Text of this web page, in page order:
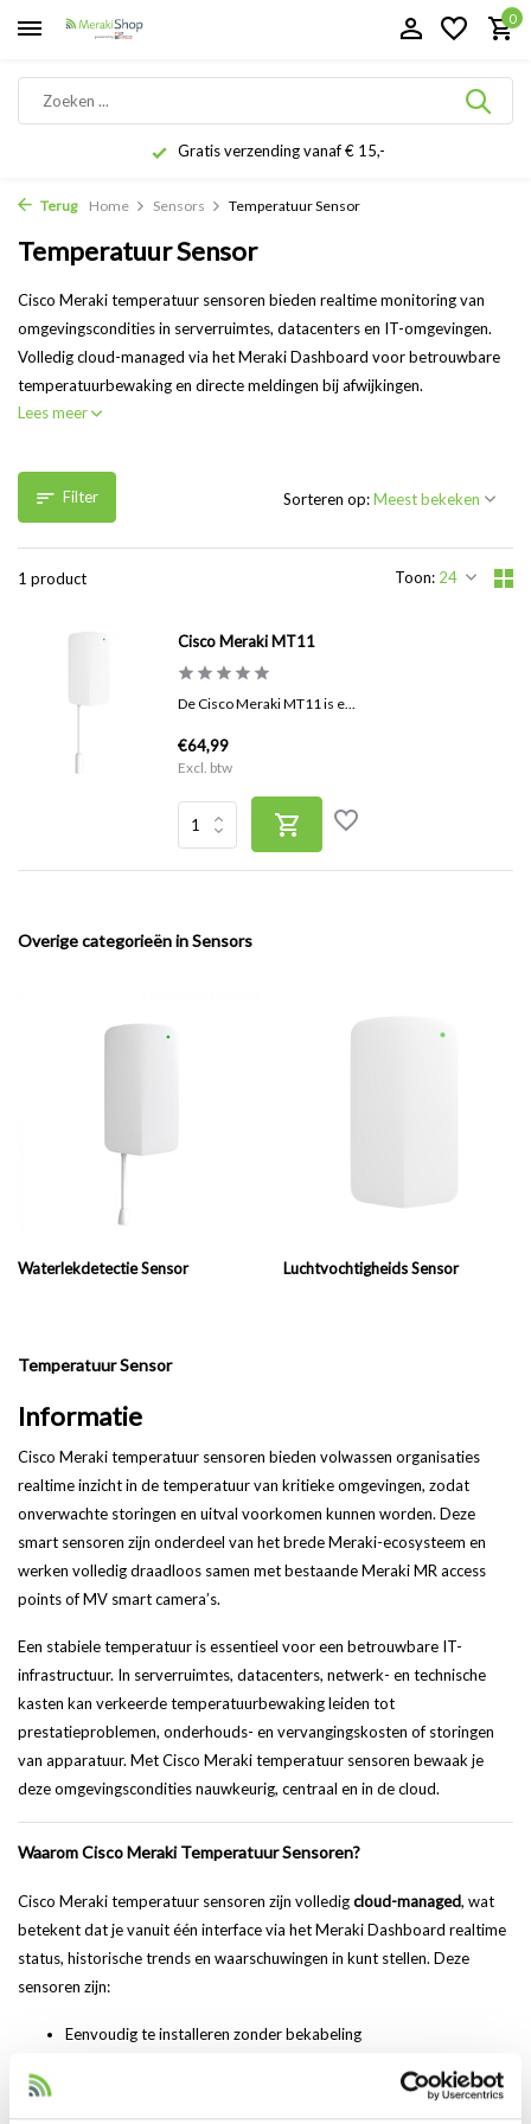
0
Gratis verzending vanaf € 15,-
Terug Home Sensors Temperatuur Sensor
Temperatuur Sensor
Cisco Meraki temperatuur sensoren bieden realtime monitoring van
omgevingscondities in serverruimtes, datacenters en IT-omgevingen.
Volledig cloud-managed via het Meraki Dashboard voor betrouwbare
temperatuurbewaking en directe meldingen bij afwijkingen.
Lees meer
Filter
1 product Toon:
Sorteren op:
Cisco Meraki MT11
De Cisco Meraki MT11 is e...
€64,99
Excl. btw
Overige categorieën in Sensors
Waterlekdetectie Sensor Luchtvochtigheids Sensor
Temperatuur Sensor
Informatie
Cisco Meraki temperatuur sensoren bieden volwassen organisaties
realtime inzicht in de temperatuur van kritieke omgevingen, zodat
onverwachte storingen en uitval voorkomen kunnen worden. Deze
smart sensoren zijn onderdeel van het brede Meraki-ecosysteem en
werken volledig draadloos samen met bestaande Meraki MR access
points of MV smart camera’s.
Een stabiele temperatuur is essentieel voor een betrouwbare IT-
infrastructuur. In serverruimtes, datacenters, netwerk- en technische
kasten kan verkeerde temperatuurbewaking leiden tot
prestatieproblemen, onderhouds- en vervangingskosten of storingen
van apparatuur. Met Cisco Meraki temperatuur sensoren bewaak je
deze omgevingscondities nauwkeurig, centraal en in de cloud.
Waarom Cisco Meraki Temperatuur Sensoren?
Cisco Meraki temperatuur sensoren zijn volledigcloud-managed, wat
betekent dat je vanuit één interface via het Meraki Dashboard realtime
status, historische trends en waarschuwingen in kunt stellen. Deze
sensoren zijn:
Eenvoudig te installeren zonder bekabeling
Compatibel met Meraki access points en smart camera’s